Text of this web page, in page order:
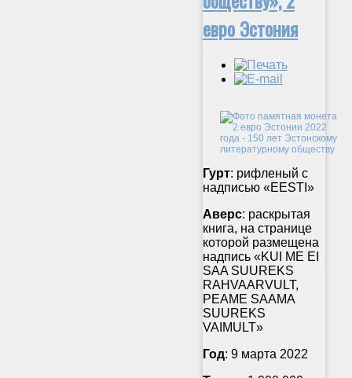
евро Эстония
Гурт: рифленый с
надписью «EESTI»
Аверс: раскрытая
книга, на странице
которой размещена
надпись «KUI ME EI
SAA SUUREKS
RAHVAARVULT,
PEAME SAAMA
SUUREKS
VAIMULT»
Год: 9 марта 2022